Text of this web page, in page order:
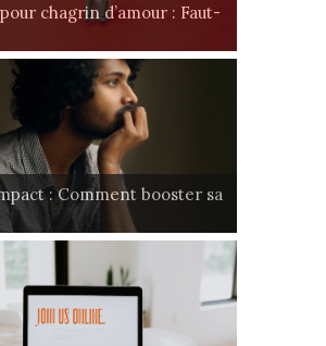
chagrin d’amour : Faut-
: Comment booster sa